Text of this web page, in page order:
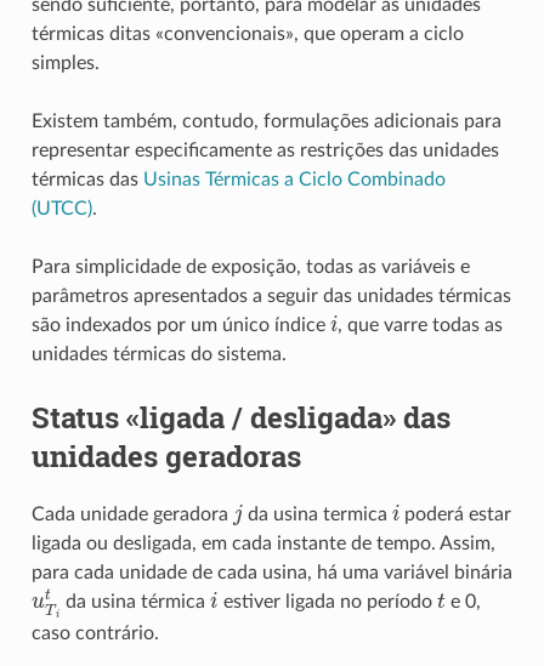
sendo suficiente, portanto, para modelar as unidades
térmicas ditas «convencionais», que operam a ciclo
simples.
Existem também, contudo, formulações adicionais para
representar especificamente as restrições das unidades
térmicas das Usinas Térmicas a Ciclo Combinado
(UTCC).
Para simplicidade de exposição, todas as variáveis e
parâmetros apresentados a seguir das unidades térmicas
são indexados por um único índice i, que varre todas as
unidades térmicas do sistema.
Status «ligada / desligada» das
unidades geradoras
Cada unidade geradora da usina termica i poderá estar
ligada ou desligada, em cada instante de tempo. Assim,
para cada unidade de cada usina, há uma variável binária
u T da usina térmicai estiver ligada no período t e 0,
caso contrário.